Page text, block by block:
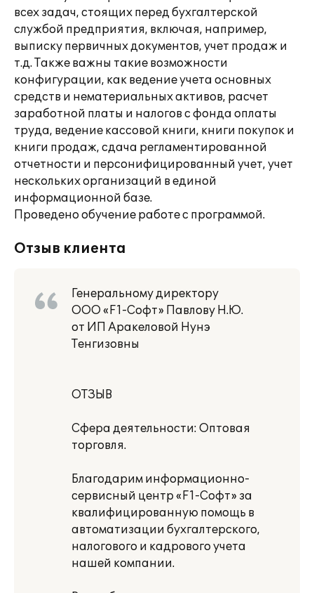
всех задач, стоящих перед бухгалтерской
службой предприятия, включая, например,
выписку первичных документов, учет продаж и
т.д. Также важны такие возможности
конфигурации, как ведение учета основных
средств и нематериальных активов, расчет
заработной платы и налогов с фонда оплаты
труда, ведение кассовой книги, книги покупок и
книги продаж, сдача регламентированной
отчетности и персонифицированный учет, учет
нескольких организаций в единой
информационной базе.
Проведено обучение работе с программой.
Отзыв клиента
Генеральному директору
ООО «F1-Софт» Павлову Н.Ю.
от ИП Аракеловой Нунэ
Тенгизовны
ОТЗЫВ
Сфера деятельности: Оптовая
торговля.
Благодарим информационно-
сервисный центр «F1-Софт» за
квалифицированную помощь в
автоматизации бухгалтерского,
налогового и кадрового учета
нашей компании.